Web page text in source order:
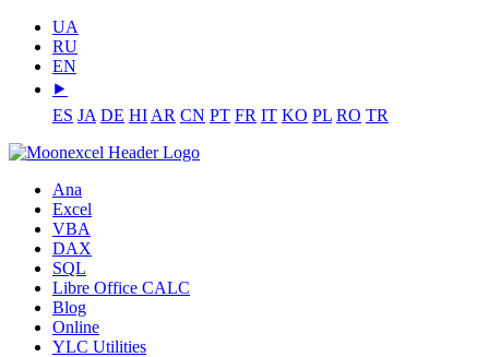
UA
RU
EN
⯈
ES JA DE HI AR CN PT FR IT KO PL RO TR
Ana
Excel
VBA
DAX
SQL
Libre Office CALC
Blog
Online
YLC Utilities